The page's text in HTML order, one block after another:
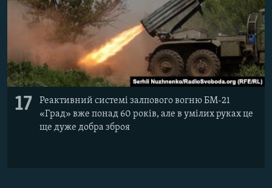
17
Реактивний системі залпового вогню БМ-21
«Град» вже понад 60 років, але в умілих руках це
ще дуже добра зброя